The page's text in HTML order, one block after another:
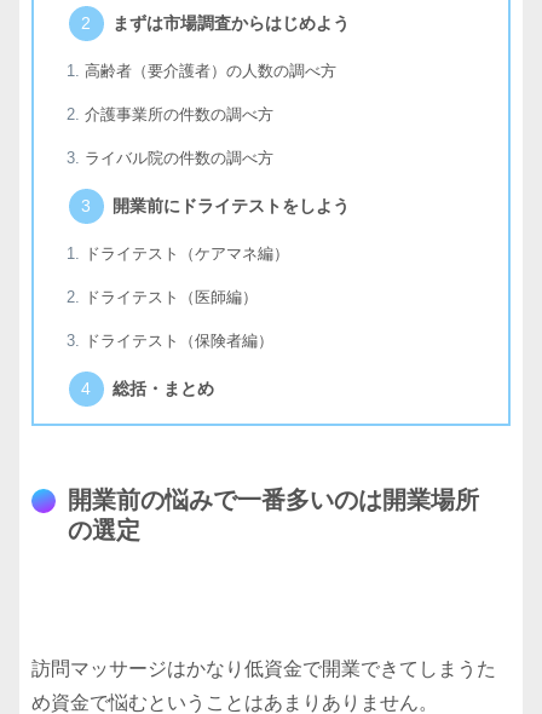
まずは市場調査からはじめよう
高齢者（要介護者）の人数の調べ方
介護事業所の件数の調べ方
ライバル院の件数の調べ方
開業前にドライテストをしよう
ドライテスト（ケアマネ編）
ドライテスト（医師編）
ドライテスト（保険者編）
総括・まとめ
開業前の悩みで一番多いのは開業場所
の選定
訪問マッサージはかなり低資金で開業できてしまうた
め資金で悩むということはあまりありません。